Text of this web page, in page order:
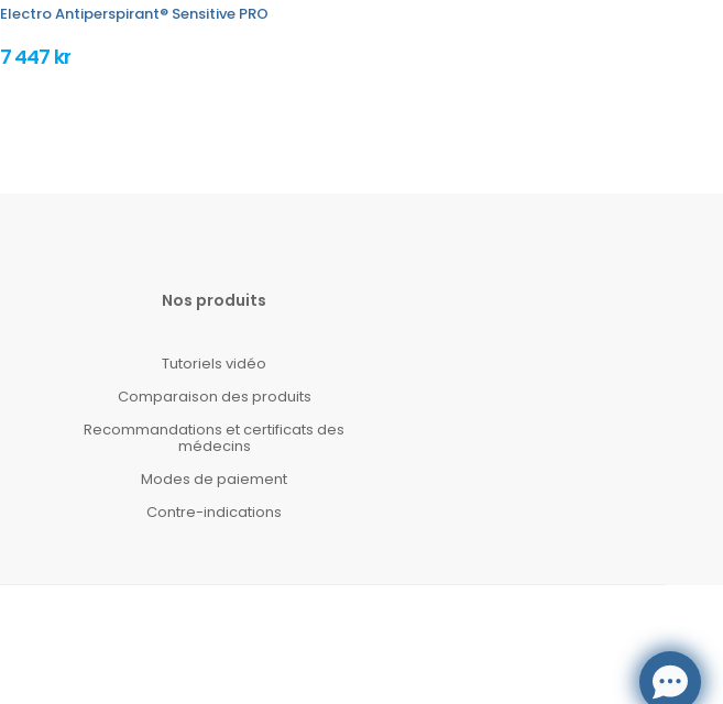
Electro Antiperspirant® Sensitive PRO
7 447 kr
Nos produits
Tutoriels vidéo
Comparaison des produits
Recommandations et certificats des
médecins
Modes de paiement
Contre-indications